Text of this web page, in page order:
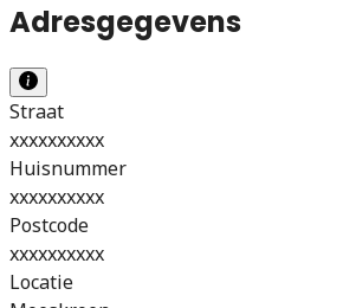
Adresgegevens
Straat
xxxxxxxxxx
Huisnummer
xxxxxxxxxx
Postcode
xxxxxxxxxx
Locatie